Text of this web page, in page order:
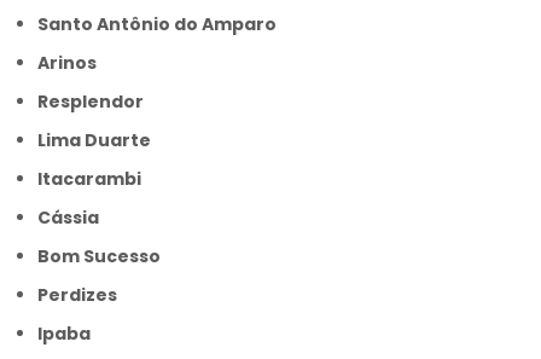
Santo Antônio do Amparo
Arinos
Resplendor
Lima Duarte
Itacarambi
Cássia
Bom Sucesso
Perdizes
Ipaba